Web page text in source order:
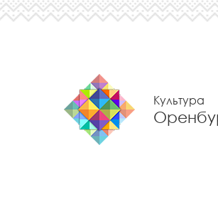
Культура